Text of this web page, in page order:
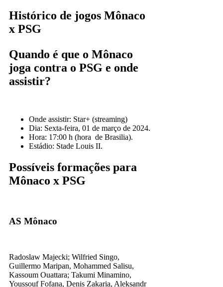
Histórico de jogos Mônaco
x PSG
Quando é que o Mônaco
joga contra o PSG e onde
assistir?
Onde assistir: Star+ (streaming)
Dia: Sexta-feira, 01 de março de 2024.
Hora: 17:00 h (hora de Brasilia).
Estádio: Stade Louis II.
Possíveis formações para
Mônaco x PSG
AS Mônaco
Radoslaw Majecki; Wilfried Singo,
Guillermo Maripan, Mohammed Salisu,
Kassoum Ouattara; Takumi Minamino,
Youssouf Fofana, Denis Zakaria, Aleksandr